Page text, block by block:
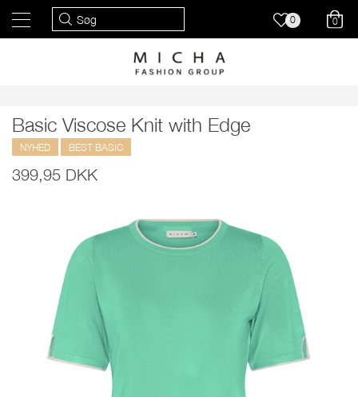
0 0
Basic Viscose Knit with Edge
NYHED BEST BASIC
399,95 DKK